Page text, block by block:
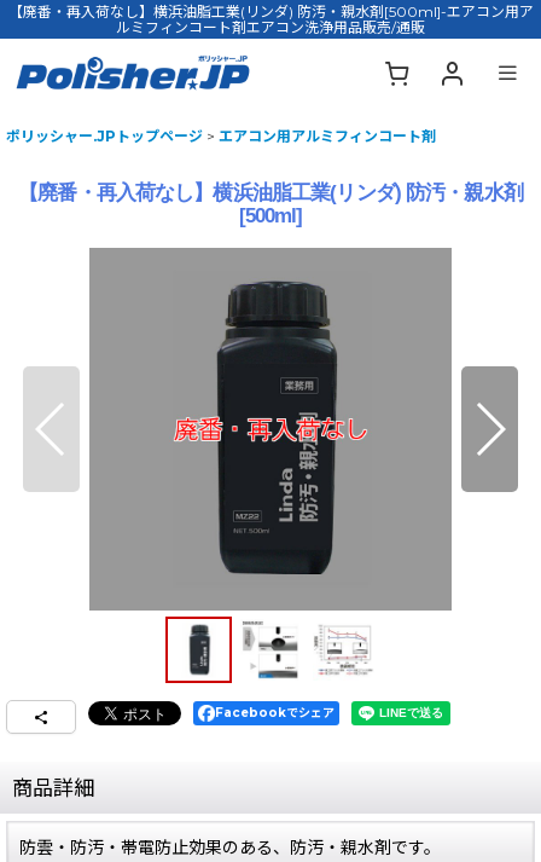
【廃番・再入荷なし】横浜油脂工業(リンダ) 防汚・親水剤[500ml]-エアコン用ア
ルミフィンコート剤エアコン洗浄用品販売/通販
ポリッシャー.JPトップページ > エアコン用アルミフィンコート剤
【廃番・再入荷なし】横浜油脂工業(リンダ) 防汚・親水剤
[500ml]
Facebookでシェア
商品詳細
防雲・防汚・帯電防止効果のある、防汚・親水剤です。